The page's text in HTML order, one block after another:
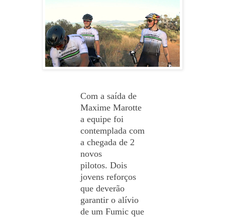
Com a saída de
Maxime Marotte
a equipe foi
contemplada com
a chegada de 2
novos
pilotos. Dois
jovens reforços
que deverão
garantir o alívio
de um Fumic que